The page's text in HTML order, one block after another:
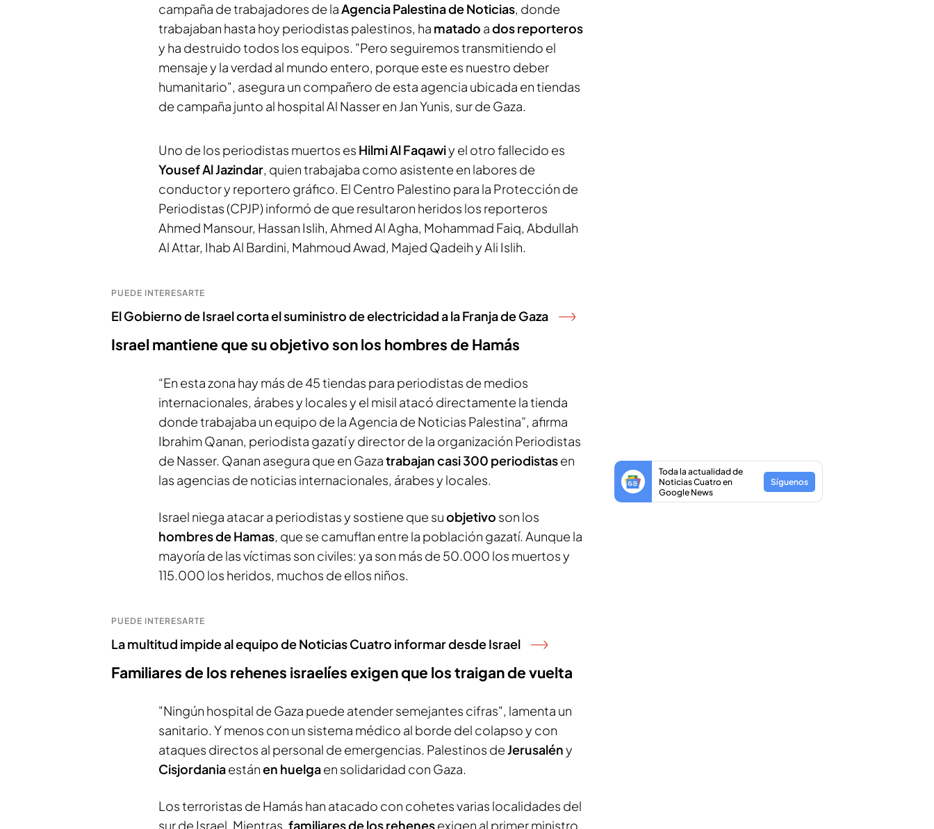
campaña de trabajadores de laAgencia Palestina de Noticias, donde
trabajaban hasta hoy periodistas palestinos, ha matado ados reporteros
y ha destruido todos los equipos. "Pero seguiremos transmitiendo el
mensaje y la verdad al mundo entero, porque este es nuestro deber
humanitario", asegura un compañero de esta agencia ubicada en tiendas
de campaña junto al hospital Al Nasser en Jan Yunis, sur de Gaza.
Uno de los periodistas muertos es Hilmi Al Faqawiy el otro fallecido es
Yousef Al Jazindar, quien trabajaba como asistente en labores de
conductor y reportero gráfico. El Centro Palestino para la Protección de
Periodistas (CPJP) informó de que resultaron heridos los reporteros
Ahmed Mansour, Hassan Islih, Ahmed Al Agha, Mohammad Faiq, Abdullah
Al Attar, Ihab Al Bardini, Mahmoud Awad, Majed Qadeih y Ali Islih.
PUEDE INTERESARTE
El Gobierno de Israel corta el suministro de electricidad a la Franja de Gaza
Israel mantiene que su objetivo son los hombres de Hamás
“En esta zona hay más de 45 tiendas para periodistas de medios
internacionales, árabes y locales y el misil atacó directamente la tienda
donde trabajaba un equipo de la Agencia de Noticias Palestina”, afirma
Ibrahim Qanan, periodista gazatí y director de la organización Periodistas
de Nasser. Qanan asegura que en Gazatrabajan casi 300 periodistasen
las agencias de noticias internacionales, árabes y locales.
Israel niega atacar a periodistas y sostiene que suobjetivo son los
hombres de Hamas, que se camuflan entre la población gazatí. Aunque la
mayoría de las víctimas son civiles: ya son más de 50.000 los muertos y
115.000 los heridos, muchos de ellos niños.
PUEDE INTERESARTE
La multitud impide al equipo de Noticias Cuatro informar desde Israel
Familiares de los rehenes israelíes exigen que los traigan de vuelta
"Ningún hospital de Gaza puede atender semejantes cifras", lamenta un
sanitario. Y menos con un sistema médico al borde del colapso y con
ataques directos al personal de emergencias. Palestinos deJerusalény
Cisjordaniaestánen huelgaen solidaridad con Gaza.
Toda la actualidad de
Noticias Cuatro en
Google News
Síguenos
Los terroristas de Hamás han atacado con cohetes varias localidades del
sur de Israel. Mientras, familiares de los rehenesexigen al primer ministro